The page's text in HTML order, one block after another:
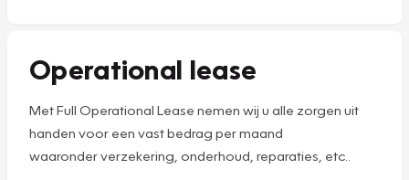
Operational lease
Met Full Operational Lease nemen wij u alle zorgen uit
handen voor een vast bedrag per maand
waaronder verzekering, onderhoud, reparaties, etc..